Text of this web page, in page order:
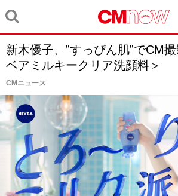
新木優子、”すっぴん肌”でCM
ベアミルキークリア洗顔料＞
CMニュース